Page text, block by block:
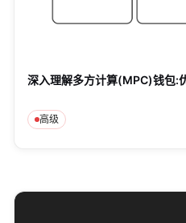
深入理解多方计算(MPC)钱包:
高级